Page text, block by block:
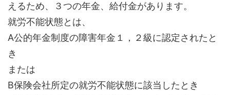
えるため、３つの年金、給付金があります。
就労不能状態とは、
A公的年金制度の障害年金１，２級に認定されたと
き
または
B保険会社所定の就労不能状態に該当したとき